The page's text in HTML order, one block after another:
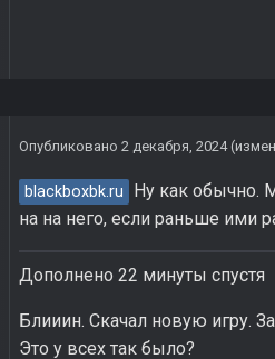
Опубликовано 2 декабря, 2024
blackboxbk.ru
Ну как обычно.
на на него, если раньше ими
Дополнено 22 минуты спустя
Блииин. Скачал новую игру.
Это у всех так было?